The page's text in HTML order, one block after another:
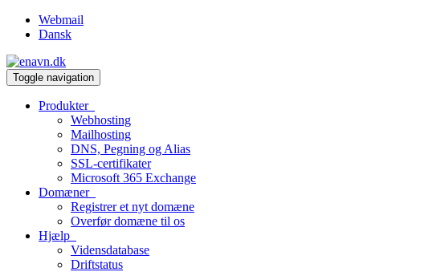
Webmail
Dansk
Toggle navigation
Produkter
Webhosting
Mailhosting
DNS, Pegning og Alias
SSL-certifikater
Microsoft 365 Exchange
Domæner
Registrer et nyt domæne
Overfør domæne til os
Hjælp
Vidensdatabase
Driftstatus